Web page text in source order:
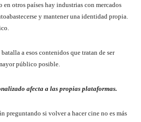
en otros países hay industrias con mercados
y mantener una identidad propia.
a esos contenidos que tratan de ser
público posible.
afecta a las propias plataformas.
preguntando si volver a hacer cine no es más